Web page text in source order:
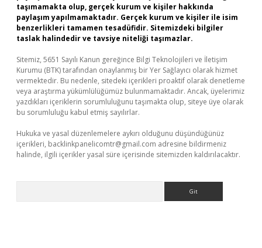
taşımamakta olup, gerçek kurum ve kişiler hakkında
paylaşım yapılmamaktadır. Gerçek kurum ve kişiler ile isim
benzerlikleri tamamen tesadüfidir. Sitemizdeki bilgiler
taslak halindedir ve tavsiye niteliği taşımazlar.
Sitemiz, 5651 Sayılı Kanun gereğince Bilgi Teknolojileri ve İletişim
Kurumu (BTK) tarafından onaylanmış bir Yer Sağlayıcı olarak hizmet
vermektedir. Bu nedenle, sitedeki içerikleri proaktif olarak denetleme
veya araştırma yükümlülüğümüz bulunmamaktadır. Ancak, üyelerimiz
yazdıkları içeriklerin sorumluluğunu taşımakta olup, siteye üye olarak
bu sorumluluğu kabul etmiş sayılırlar.
Hukuka ve yasal düzenlemelere aykırı olduğunu düşündüğünüz
içerikleri, backlinkpanelicomtr@gmail.com adresine bildirmeniz
halinde, ilgili içerikler yasal süre içerisinde sitemizden kaldırılacaktır.